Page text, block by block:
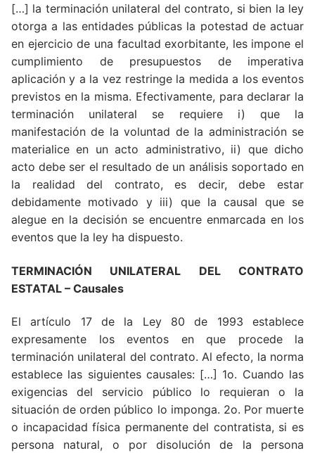
[…] la terminación unilateral del contrato, si bien la ley
otorga a las entidades públicas la potestad de actuar
en ejercicio de una facultad exorbitante, les impone el
cumplimiento de presupuestos de imperativa
aplicación y a la vez restringe la medida a los eventos
previstos en la misma. Efectivamente, para declarar la
terminación unilateral se requiere i) que la
manifestación de la voluntad de la administración se
materialice en un acto administrativo, ii) que dicho
acto debe ser el resultado de un análisis soportado en
la realidad del contrato, es decir, debe estar
debidamente motivado y iii) que la causal que se
alegue en la decisión se encuentre enmarcada en los
eventos que la ley ha dispuesto.
TERMINACIÓN UNILATERAL DEL CONTRATO
ESTATAL – Causales
El artículo 17 de la Ley 80 de 1993 establece
expresamente los eventos en que procede la
terminación unilateral del contrato. Al efecto, la norma
establece las siguientes causales: […] 1o. Cuando las
exigencias del servicio público lo requieran o la
situación de orden público lo imponga. 2o. Por muerte
o incapacidad física permanente del contratista, si es
persona natural, o por disolución de la persona